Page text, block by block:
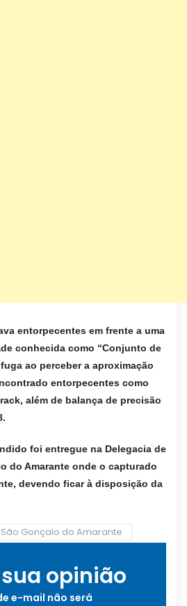
entorpecentes em frente a uma
conhecida como “Conjunto de
ao perceber a aproximação
entorpecentes como
além de balança de precisão
foi entregue na Delegacia de
do Amarante onde o capturado
devendo ficar à disposição da
São Gonçalo do Amarante
opinião
e-mail não será